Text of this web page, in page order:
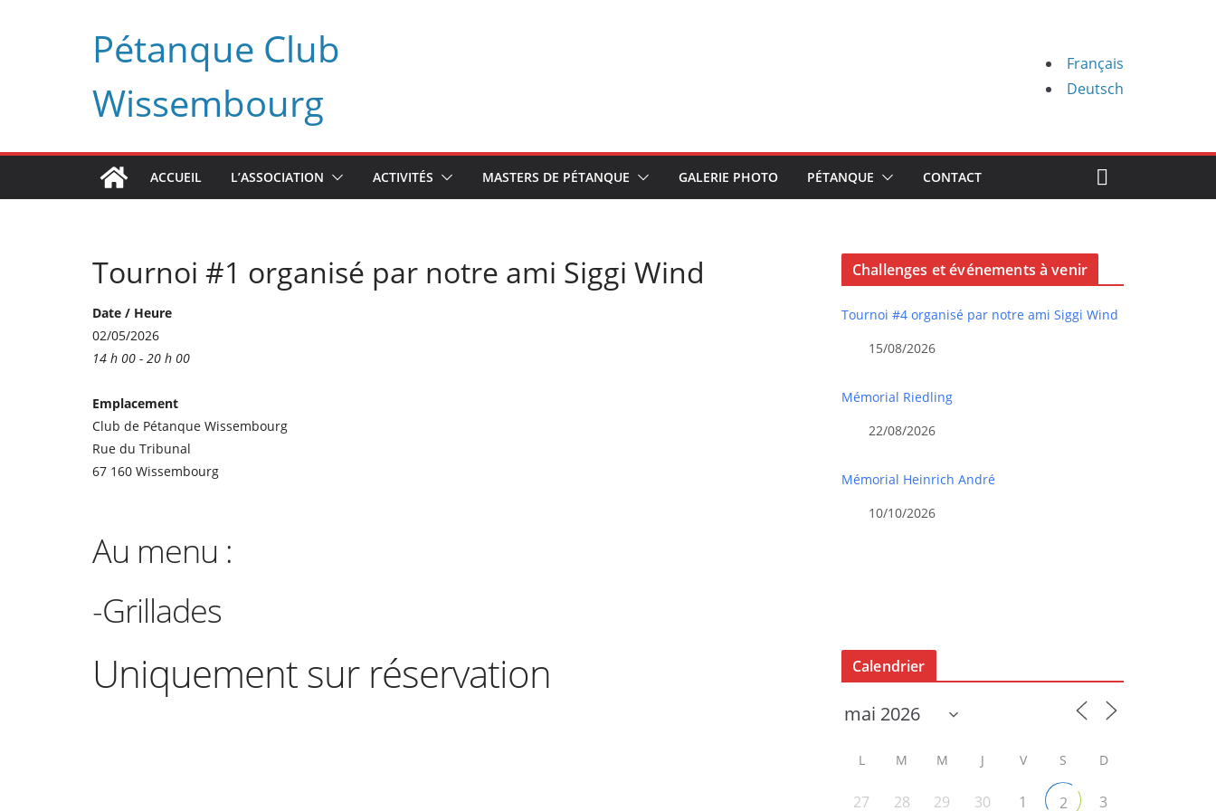
Pétanque Club
Wissembourg
Français
Deutsch
ACCUEIL L’ASSOCIATION ACTIVITÉS MASTERS DE PÉTANQUE GALERIE PHOTO PÉTANQUE CONTACT
Tournoi #1 organisé par notre ami Siggi Wind
Date / Heure
02/05/2026
14 h 00 - 20 h 00
Emplacement
Club de Pétanque Wissembourg
Rue du Tribunal
67 160 Wissembourg
Au menu :
-Grillades
Uniquement sur réservation
Challenges et événements à venir
Tournoi #4 organisé par notre ami Siggi Wind
15/08/2026
Mémorial Riedling
22/08/2026
Mémorial Heinrich André
10/10/2026
Calendrier
L M M J V S D
27 28 29 30 1 2 3